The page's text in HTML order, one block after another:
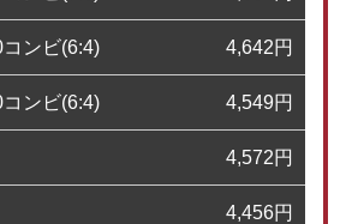
ンビ(6:4) 4,642円
ンビ(6:4) 4,549円
4,572円
4,456円